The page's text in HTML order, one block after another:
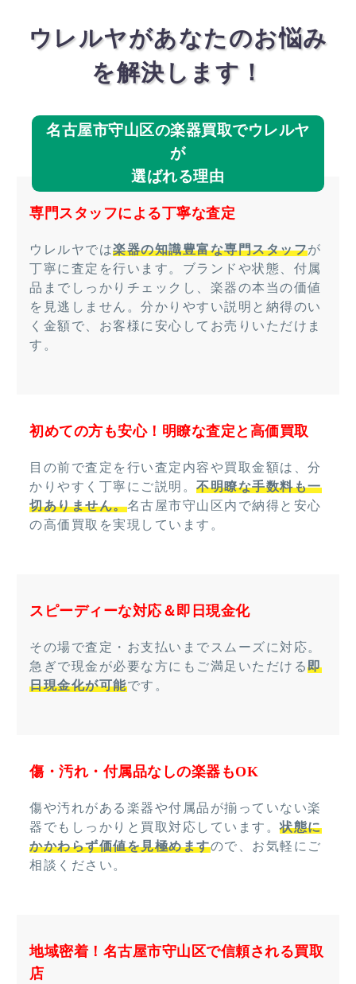
ウレルヤがあなたのお悩み
を解決します！
名古屋市守山区の楽器買取でウレルヤ
が
選ばれる理由
専門スタッフによる丁寧な査定
ウレルヤでは楽器の知識豊富な専門スタッフが
丁寧に査定を行います。ブランドや状態、付属
品までしっかりチェックし、楽器の本当の価値
を見逃しません。分かりやすい説明と納得のい
く金額で、お客様に安心してお売りいただけま
す。
初めての方も安心！明瞭な査定と高価買取
目の前で査定を行い査定内容や買取金額は、分
かりやすく丁寧にご説明。 不明瞭な手数料も一
切ありません。名古屋市守山区内で納得と安心
の高価買取を実現しています。
スピーディーな対応＆即日現金化
その場で査定・お支払いまでスムーズに対応。
急ぎで現金が必要な方にもご満足いただける即
日現金化が可能です。
傷・汚れ・付属品なしの楽器もOK
傷や汚れがある楽器や付属品が揃っていない楽
器でもしっかりと買取対応しています。状態に
かかわらず価値を見極めますので、お気軽にご
相談ください。
地域密着！名古屋市守山区で信頼される買取
店